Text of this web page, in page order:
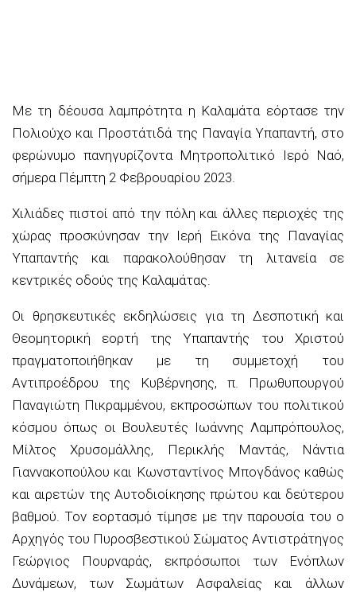
Με τη δέουσα λαμπρότητα η Καλαμάτα εόρτασε την
Πολιούχο και Προστάτιδά της Παναγία Υπαπαντή, στο
φερώνυμο πανηγυρίζοντα Μητροπολιτικό Ιερό Ναό,
σήμερα Πέμπτη 2 Φεβρουαρίου 2023.
Χιλιάδες πιστοί από την πόλη και άλλες περιοχές της
χώρας προσκύνησαν την Ιερή Εικόνα της Παναγίας
Υπαπαντής και παρακολούθησαν τη λιτανεία σε
κεντρικές οδούς της Καλαμάτας.
Οι θρησκευτικές εκδηλώσεις για τη Δεσποτική και
Θεομητορική εορτή της Υπαπαντής του Χριστού
πραγματοποιήθηκαν με τη συμμετοχή του
Αντιπροέδρου της Κυβέρνησης, π. Πρωθυπουργού
Παναγιώτη Πικραμμένου, εκπροσώπων του πολιτικού
κόσμου όπως οι Βουλευτές Ιωάννης Λαμπρόπουλος,
Μίλτος Χρυσομάλλης, Περικλής Μαντάς, Νάντια
Γιαννακοπούλου και Κωνσταντίνος Μπογδάνος καθώς
και αιρετών της Αυτοδιοίκησης πρώτου και δεύτερου
βαθμού. Τον εορτασμό τίμησε με την παρουσία του ο
Αρχηγός του Πυροσβεστικού Σώματος Αντιστράτηγος
Γεώργιος Πουρναράς, εκπρόσωποι των Ενόπλων
Δυνάμεων, των Σωμάτων Ασφαλείας και άλλων